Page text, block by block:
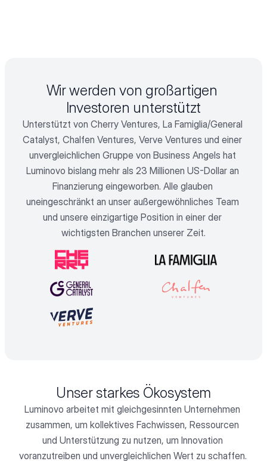
Wir werden von großartigen
Investoren unterstützt
Unterstützt von Cherry Ventures, La Famiglia/General
Catalyst, Chalfen Ventures, Verve Ventures und einer
unvergleichlichen Gruppe von Business Angels hat
Luminovo bislang mehr als 23 Millionen US-Dollar an
Finanzierung eingeworben. Alle glauben
uneingeschränkt an unser außergewöhnliches Team
und unsere einzigartige Position in einer der
wichtigsten Branchen unserer Zeit.
Unser starkes Ökosystem
Luminovo arbeitet mit gleichgesinnten Unternehmen
zusammen, um kollektives Fachwissen, Ressourcen
und Unterstützung zu nutzen, um Innovation
voranzutreiben und unvergleichlichen Wert zu schaffen.